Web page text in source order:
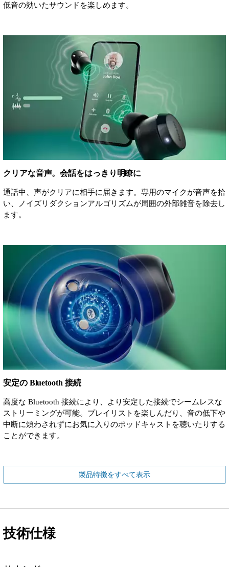
低音の効いたサウンドを楽しめます。
クリアな音声。会話をはっきり明瞭に
通話中、声がクリアに相手に届きます。専用のマイクが音声を拾
い、ノイズリダクションアルゴリズムが周囲の外部雑音を除去し
ます。
安定の Bluetooth 接続
高度な Bluetooth 接続により、より安定した接続でシームレスな
ストリーミングが可能。プレイリストを楽しんだり、音の低下や
中断に煩わされずにお気に入りのポッドキャストを聴いたりする
ことができます。
製品特徴をすべて表示
技術仕様